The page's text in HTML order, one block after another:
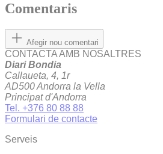
Comentaris
Afegir nou comentari
CONTACTA AMB NOSALTRES
Diari Bondia
Callaueta, 4, 1r
AD500 Andorra la Vella
Principat d'Andorra
Tel. +376 80 88 88
Formulari de contacte
Serveis